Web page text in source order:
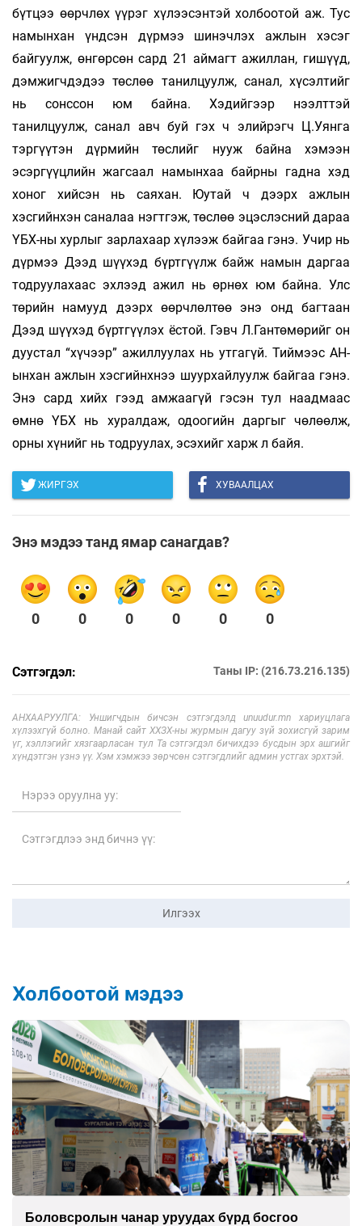
бүтцээ өөрчлөх үүрэг хүлээсэнтэй холбоотой аж. Тус
намынхан үндсэн дүрмээ шинэчлэх ажлын хэсэг
байгуулж, өнгөрсөн сард 21 аймагт ажиллан, гишүүд,
дэмжигчдэдээ төслөө танилцуулж, санал, хүсэлтийг
нь сонссон юм байна. Хэдийгээр нээлттэй
танилцуулж, санал авч буй гэх ч элийрэгч Ц.Уянга
тэргүүтэн дүрмийн төслийг нууж байна хэмээн
эсэргүүцлийн жагсаал намынхаа байрны гадна хэд
хоног хийсэн нь саяхан. Юутай ч дээрх ажлын
хэсгийнхэн саналаа нэгтгэж, төслөө эцэслэсний дараа
ҮБХ-ны хурлыг зарлахаар хүлээж байгаа гэнэ. Учир нь
дүрмээ Дээд шүүхэд бүртгүүлж байж намын даргаа
тодруулахаас эхлээд ажил нь өрнөх юм байна. Улс
төрийн намууд дээрх өөрчлөлтөө энэ онд багтаан
Дээд шүүхэд бүртгүүлэх ёстой. Гэвч Л.Гантөмөрийг он
дуустал “хүчээр” ажиллуулах нь утгагүй. Тиймээс АН-
ынхан ажлын хэсгийнхнээ шуурхайлуулж байгаа гэнэ.
Энэ сард хийх гээд амжаагүй гэсэн тул наадмаас
өмнө ҮБХ нь хуралдаж, одоогийн даргыг чөлөөлж,
орны хүнийг нь тодруулах, эсэхийг харж л байя.
ЖИРГЭХ ХУВААЛЦАХ
Энэ мэдээ танд ямар санагдав?
0 0 0 0 0 0
Сэтгэгдэл: Таны IP: (216.73.216.135)
АНХААРУУЛГА: Уншигчдын бичсэн сэтгэгдэлд unuudur.mn хариуцлага
хүлээхгүй болно. Манай сайт ХХЗХ-ны журмын дагуу зүй зохисгүй зарим
үг, хэллэгийг хязгаарласан тул Та сэтгэгдэл бичихдээ бусдын эрх ашгийг
хүндэтгэн үзнэ үү. Хэм хэмжээ зөрчсөн сэтгэгдлийг админ устгах эрхтэй.
Илгээх
Холбоотой мэдээ
Боловсролын чанар уруудах бүрд босгоо